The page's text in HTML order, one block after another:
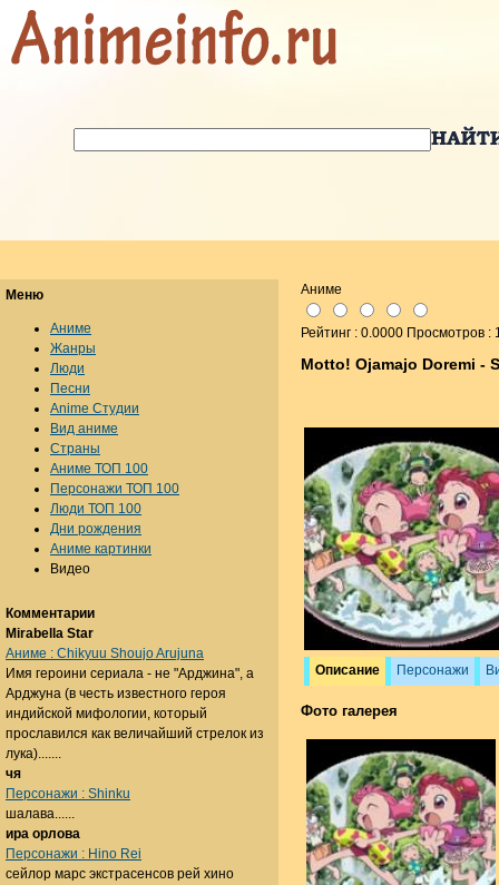
Аниме
Рейтинг : 0.0000 Просмотров :
Motto! Ojamajo Doremi -
Описание Персонажи
Фото галерея
Меню
Аниме
Жанры
Люди
Песни
Anime Студии
Вид аниме
Страны
Аниме ТОП 100
Персонажи ТОП 100
Люди ТОП 100
Дни рождения
Аниме картинки
Видео
Комментарии
Mirabella Star
Аниме : Chikyuu Shoujo Arujuna
Имя героини сериала - не "Арджина", а
Арджуна (в честь известного героя
индийской мифологии, который
прославился как величайший стрелок из
лука).......
чя
Персонажи : Shinku
шалава......
ира орлова
Персонажи : Hino Rei
сейлор марс экстрасенсов рей хино